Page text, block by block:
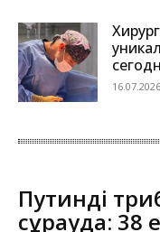
16.07.2026